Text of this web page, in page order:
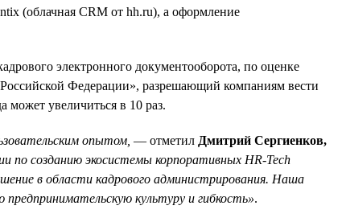
(облачная CRM от hh.ru), а оформление
электронного документооборота, по оценке
Федерации», разрешающий компаниям вести
увеличиться в 10 раз.
опытом, — отметил Дмитрий Сергиенков,
по созданию экосистемы корпоративных HR-Tech
в области кадрового администрирования. Наша
культуру и гибкость».